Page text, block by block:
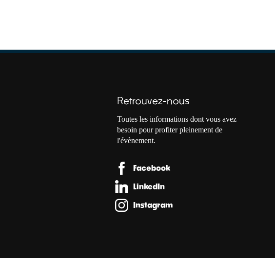
Retrouvez-nous
Toutes les informations dont vous avez
besoin pour profiter pleinement de
l'évènement.
Facebook
LinkedIn
Instagram